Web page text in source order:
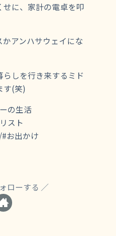
せに、家計の電卓を叩
アンハサウェイにな
しを行き来するミド
す(笑)
の生活
スト
お出かけ
ローする